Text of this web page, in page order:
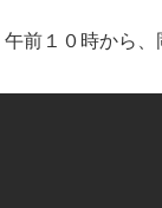
前１０時から、